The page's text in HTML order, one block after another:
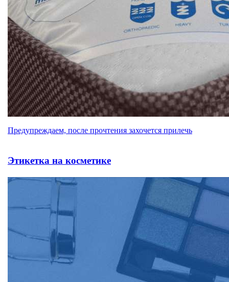
Предупреждаем, после прочтения захочется прилечь
Этикетка на косметике